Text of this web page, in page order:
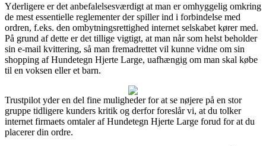
Yderligere er det anbefalelsesværdigt at man er omhyggelig omkring
de mest essentielle reglementer der spiller ind i forbindelse med
ordren, f.eks. den ombytningsrettighed internet selskabet kører med.
På grund af dette er det tillige vigtigt, at man når som helst beholder
sin e-mail kvittering, så man fremadrettet vil kunne vidne om sin
shopping af Hundetegn Hjerte Large, uafhængig om man skal købe
til en voksen eller et barn.
Trustpilot yder en del fine muligheder for at se nøjere på en stor
gruppe tidligere kunders kritik og derfor foreslår vi, at du tolker
internet firmaets omtaler af Hundetegn Hjerte Large forud for at du
placerer din ordre.